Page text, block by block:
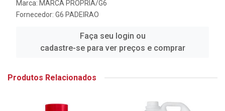
Marca: MARCA PROPRIA/G6
Fornecedor: G6 PADEIRAO
Faça seu login ou
cadastre-se para ver preços e comprar
Produtos Relacionados